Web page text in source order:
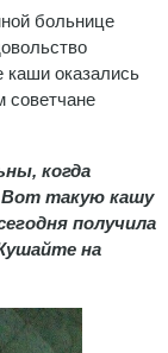
больнице
каши оказались
советчане
когда
Вот такую кашу
получила
на